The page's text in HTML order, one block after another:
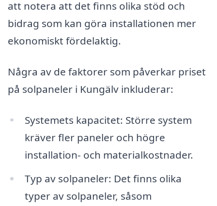
att notera att det finns olika stöd och
bidrag som kan göra installationen mer
ekonomiskt fördelaktig.
Några av de faktorer som påverkar priset
på solpaneler i Kungälv inkluderar:
Systemets kapacitet: Större system
kräver fler paneler och högre
installation- och materialkostnader.
Typ av solpaneler: Det finns olika
typer av solpaneler, såsom